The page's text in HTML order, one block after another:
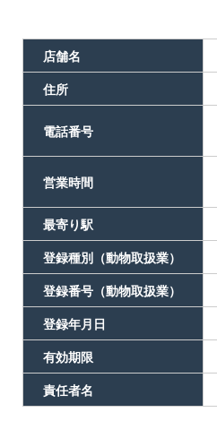
店舗名
住所
電話番号
営業時間
最寄り駅
登録種別（動物取扱業）
登録番号（動物取扱業）
登録年月日
有効期限
責任者名